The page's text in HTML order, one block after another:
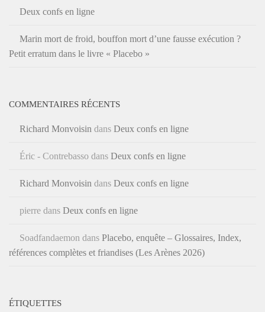
Deux confs en ligne
Marin mort de froid, bouffon mort d’une fausse exécution ?
Petit erratum dans le livre « Placebo »
COMMENTAIRES RÉCENTS
Richard Monvoisin dans Deux confs en ligne
Éric - Contrebasso dans Deux confs en ligne
Richard Monvoisin dans Deux confs en ligne
pierre dans Deux confs en ligne
Soadfandaemon dans Placebo, enquête – Glossaires, Index,
références complètes et friandises (Les Arènes 2026)
ÉTIQUETTES